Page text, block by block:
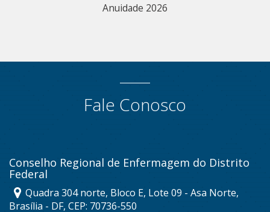
Anuidade 2026
Fale Conosco
Conselho Regional de Enfermagem do Distrito
Federal
Quadra 304 norte, Bloco E, Lote 09 - Asa Norte,
Brasília - DF, CEP: 70736-550